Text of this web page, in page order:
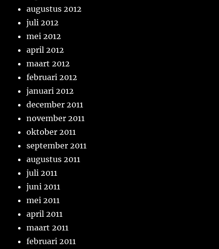
augustus 2012
juli 2012
mei 2012
april 2012
maart 2012
februari 2012
januari 2012
december 2011
november 2011
oktober 2011
september 2011
augustus 2011
juli 2011
juni 2011
mei 2011
april 2011
maart 2011
februari 2011